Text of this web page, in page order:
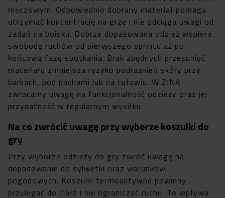
meczowym. Odpowiednio dobrany materiał pomaga
utrzymać koncentrację na grze i nie odciąga uwagi od
zadań na boisku. Dobrze dopasowana odzież wspiera
swobodę ruchów od pierwszego sprintu aż po
końcową fazę spotkania. Brak zbędnych przesunięć
materiału zmniejsza ryzyko podrażnień skóry przy
barkach, pod pachami lub na tułowiu. W ZINA
zwracamy uwagę na funkcjonalność odzieży oraz jej
przydatność w regularnym wysiłku.
Na co zwrócić uwagę przy wyborze koszulki do
gry
Przy wyborze odzieży do gry zwróć uwagę na
dopasowanie do sylwetki oraz warunków
pogodowych. Koszulki termoaktywne powinny
przylegać do ciała i nie ograniczać ruchu. To wpływa